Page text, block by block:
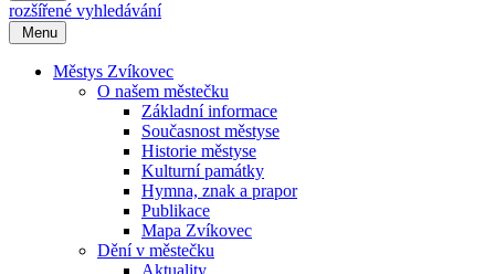
rozšířené vyhledávání
Menu
Městys Zvíkovec
O našem městečku
Základní informace
Současnost městyse
Historie městyse
Kulturní památky
Hymna, znak a prapor
Publikace
Mapa Zvíkovec
Dění v městečku
Aktuality